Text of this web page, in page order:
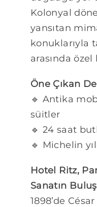
Kolonyal
yansıtan
konuklarıyla
arasında
Öne Çıkan
🔹 Antika
süitler
🔹 24 saat
🔹 Michelin
Hotel Ritz,
Sanatın
1898’de